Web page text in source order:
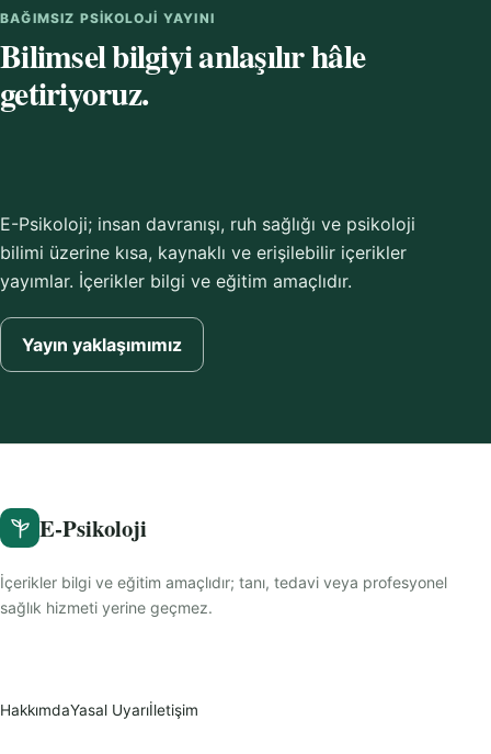
BAĞIMSIZ PSIKOLOJI YAYINI
Bilimsel bilgiyi anlaşılır hâle
getiriyoruz.
E-Psikoloji; insan davranışı, ruh sağlığı ve psikoloji
bilimi üzerine kısa, kaynaklı ve erişilebilir içerikler
yayımlar. İçerikler bilgi ve eğitim amaçlıdır.
Yayın yaklaşımımız
E-Psikoloji
İçerikler bilgi ve eğitim amaçlıdır; tanı, tedavi veya profesyonel
sağlık hizmeti yerine geçmez.
HakkımdaYasal Uyarıİletişim